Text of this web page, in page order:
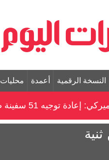
النسخة الرقمية أعمدة محليات
توجيه 51 سفينة ضمن الحصار على إيران